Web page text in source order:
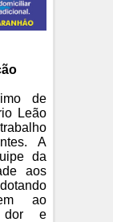
de
Leão
A
da
aos
ao
dor e